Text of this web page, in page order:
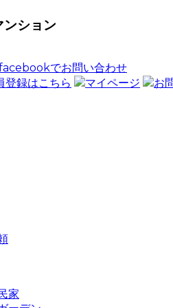
ション
でお問い合わせ
登録はこちら マイページ
お
家